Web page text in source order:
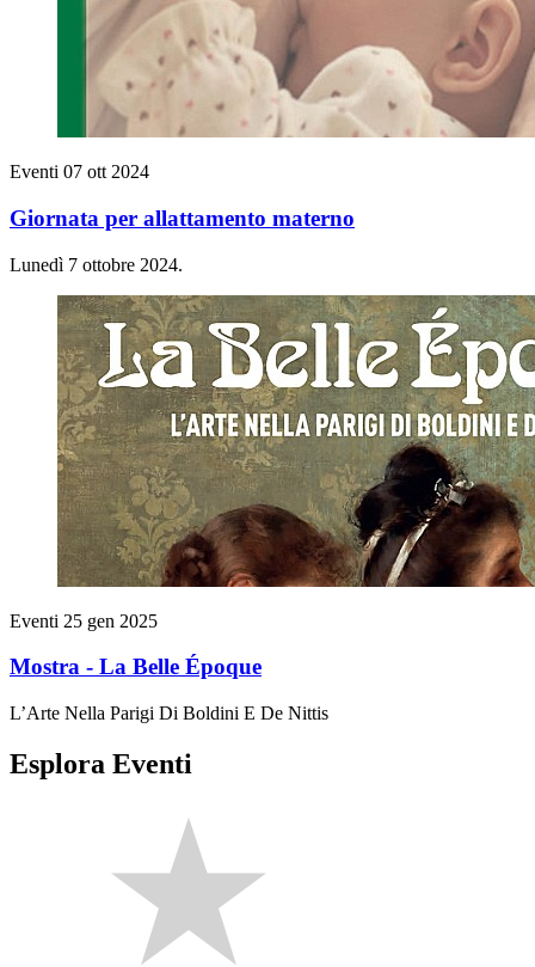
Eventi 07 ott 2024
Giornata per allattamento materno
Lunedì 7 ottobre 2024.
Eventi 25 gen 2025
Mostra - La Belle Époque
L’Arte Nella Parigi Di Boldini E De Nittis
Esplora Eventi